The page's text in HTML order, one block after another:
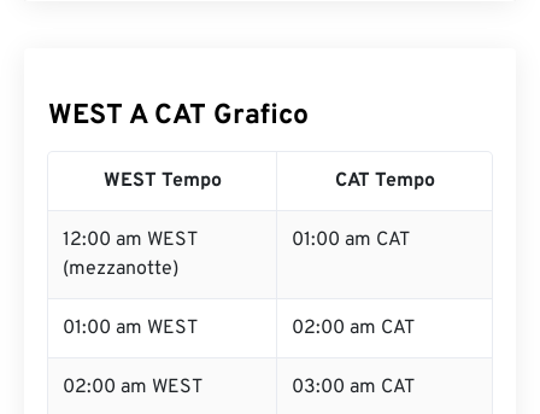
WEST A CAT Grafico
WEST Tempo CAT Tempo
12:00 am WEST
(mezzanotte)
01:00 am CAT
01:00 am WEST 02:00 am CAT
02:00 am WEST 03:00 am CAT